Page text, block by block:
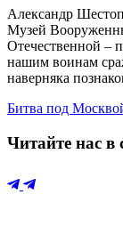
Александр
Музей
Отечественной –
нашим воинам
наверняка
Битва под
Читайте нас в